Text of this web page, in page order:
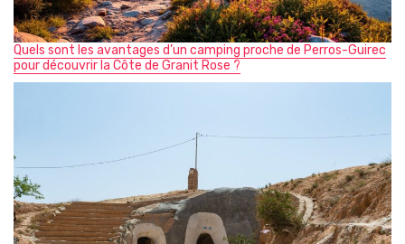
Quels sont les avantages d’un camping proche de Perros-Guirec
pour découvrir la Côte de Granit Rose ?